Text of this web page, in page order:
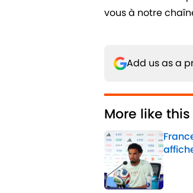
vous à notre
Add us as a
More like this